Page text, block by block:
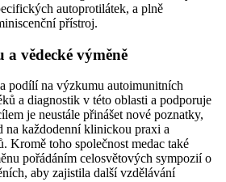
autoprotilátek, a plně
přístroj.
vědecké výměně
podílí na výzkumu autoimunitních
a diagnostik v této oblasti a podporuje
je neustále přinášet nové poznatky,
na každodenní klinickou praxi a
Kromě toho společnost medac také
pořádáním celosvětových sympozií o
aby zajistila další vzdělávání